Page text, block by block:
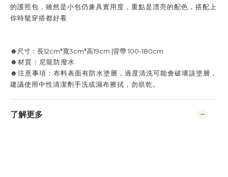
的護照包，雖然是小包仍兼具實用度，重點是漂亮的配色，搭配上
你時髦穿搭都好看
☻尺寸：長12cm*寬3cm*高19cm |背帶 100-180cm
☻材質：尼龍防潑水
☻注意事項：布料表面有防水塗層，過度清洗可能會破壞該塗層，
建議使用中性清潔劑手洗或濕布擦拭，勿烘乾。
了解更多